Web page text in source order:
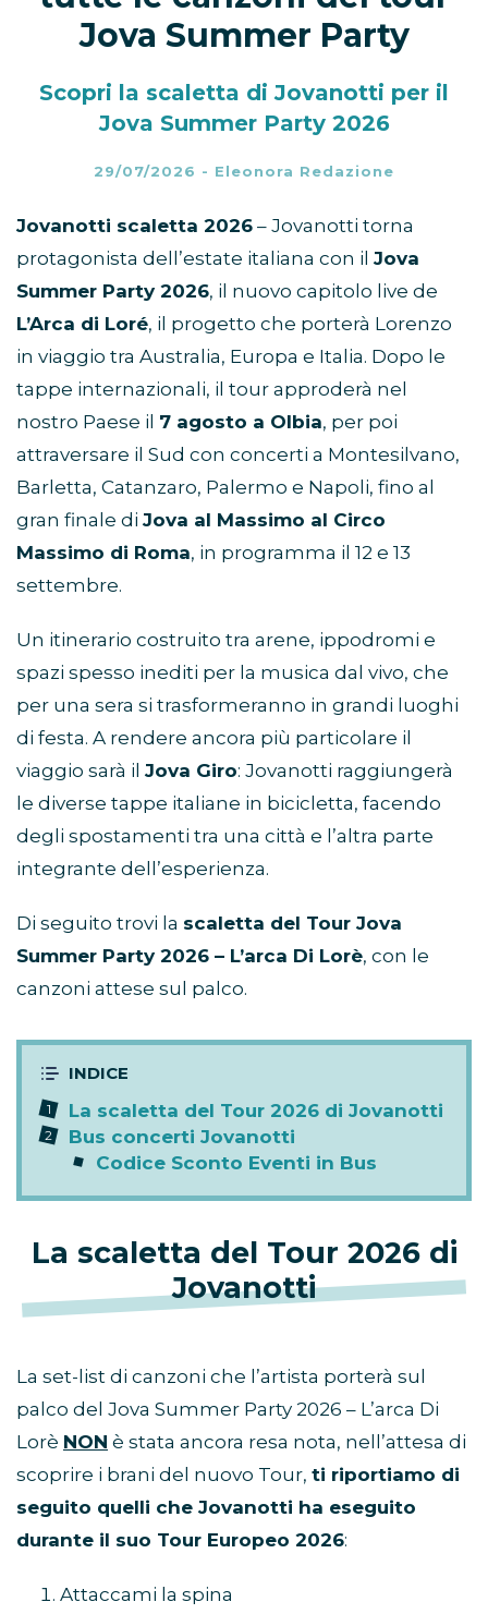
Jova Summer Party
Scopri la scaletta di Jovanotti per il
Jova Summer Party 2026
29/07/2026 - Eleonora Redazione
Jovanotti scaletta 2026 – Jovanotti torna
protagonista dell’estate italiana con il Jova
Summer Party 2026, il nuovo capitolo live de
L’Arca di Loré, il progetto che porterà Lorenzo
in viaggio tra Australia, Europa e Italia. Dopo le
tappe internazionali, il tour approderà nel
nostro Paese il 7 agosto a Olbia, per poi
attraversare il Sud con concerti a Montesilvano,
Barletta, Catanzaro, Palermo e Napoli, fino al
gran finale di Jova al Massimo al Circo
Massimo di Roma, in programma il 12 e 13
settembre.
Un itinerario costruito tra arene, ippodromi e
spazi spesso inediti per la musica dal vivo, che
per una sera si trasformeranno in grandi luoghi
di festa. A rendere ancora più particolare il
viaggio sarà il Jova Giro: Jovanotti raggiungerà
le diverse tappe italiane in bicicletta, facendo
degli spostamenti tra una città e l’altra parte
integrante dell’esperienza.
Di seguito trovi la scaletta del Tour Jova
Summer Party 2026 – L’arca Di Lorè, con le
canzoni attese sul palco.
La scaletta del Tour 2026 di Jovanotti
Bus concerti Jovanotti
Codice Sconto Eventi in Bus
La scaletta del Tour 2026 di
Jovanotti
La set-list di canzoni che l’artista porterà sul
palco del Jova Summer Party 2026 – L’arca Di
Lorè NON è stata ancora resa nota, nell’attesa di
scoprire i brani del nuovo Tour, ti riportiamo di
seguito quelli che Jovanotti ha eseguito
durante il suo Tour Europeo 2026:
Attaccami la spina